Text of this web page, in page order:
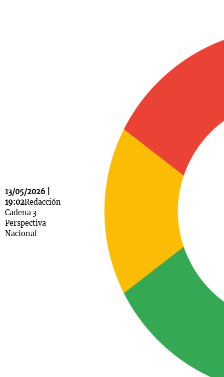
13/05/2026 |
19:02Redacción
Cadena 3
Perspectiva
Nacional